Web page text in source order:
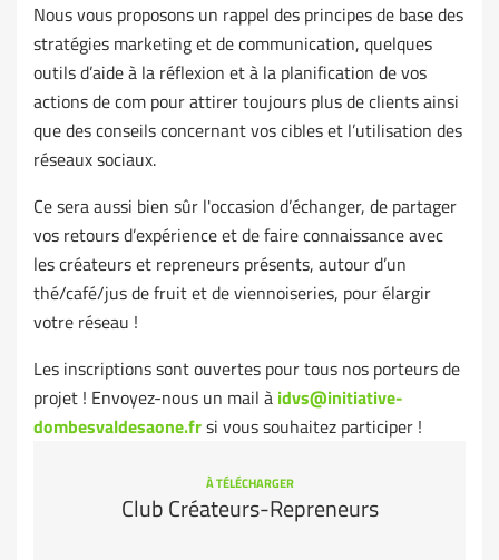
Nous vous proposons un rappel des principes de base des
stratégies marketing et de communication, quelques
outils d’aide à la réflexion et à la planification de vos
actions de com pour attirer toujours plus de clients ainsi
que des conseils concernant vos cibles et l’utilisation des
réseaux sociaux.
Ce sera aussi bien sûr l'occasion d’échanger, de partager
vos retours d’expérience et de faire connaissance avec
les créateurs et repreneurs présents, autour d’un
thé/café/jus de fruit et de viennoiseries, pour élargir
votre réseau !
Les inscriptions sont ouvertes pour tous nos porteurs de
projet ! Envoyez-nous un mail à idvs@initiative-
dombesvaldesaone.frsi vous souhaitez participer !
À TÉLÉCHARGER
Club Créateurs-Repreneurs